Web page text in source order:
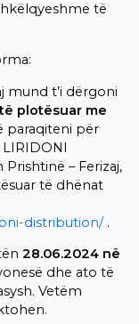
të
mund t’i dërgoni
plotësuar me
paraqiteni për
Prishtinë – Ferizaj,
të dhënat
distribution/.
28.06.2024 në
dhe ato të
Vetëm